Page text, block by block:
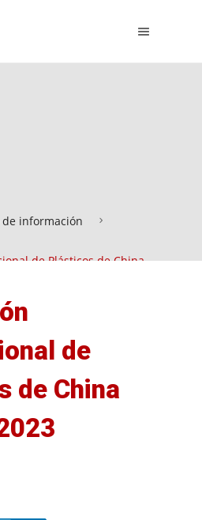
de información
de Plásticos de China
de
de China